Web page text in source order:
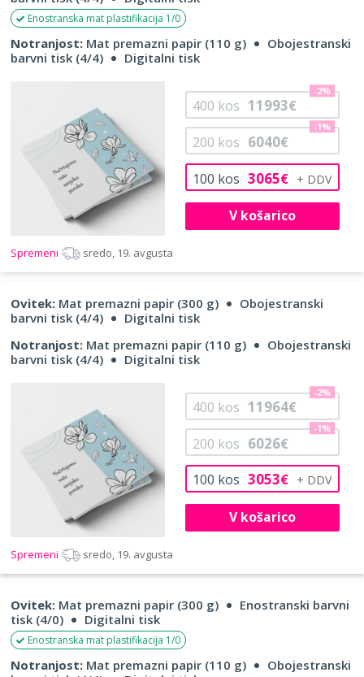
Enostranska mat plastifikacija 1/0
Notranjost: Mat premazni papir (110 g)
Obojestranski
barvni tisk (4/4)
Digitalni tisk
100 kos 3065€
200 kos 6040€
-1%
400 kos 11993€
-2%
V košarico
Spremeni sredo, 19. avgusta
Ovitek: Mat premazni papir (300 g)
Obojestranski
barvni tisk (4/4)
Digitalni tisk
Notranjost: Mat premazni papir (110 g)
Obojestranski
barvni tisk (4/4)
Digitalni tisk
100 kos 3053€
200 kos 6026€
-1%
400 kos 11964€
-2%
V košarico
Spremeni sredo, 19. avgusta
Ovitek: Mat premazni papir (300 g)
Enostranski barvni
tisk (4/0)
Digitalni tisk
Enostranska mat plastifikacija 1/0
Notranjost: Mat premazni papir (110 g)
Obojestranski